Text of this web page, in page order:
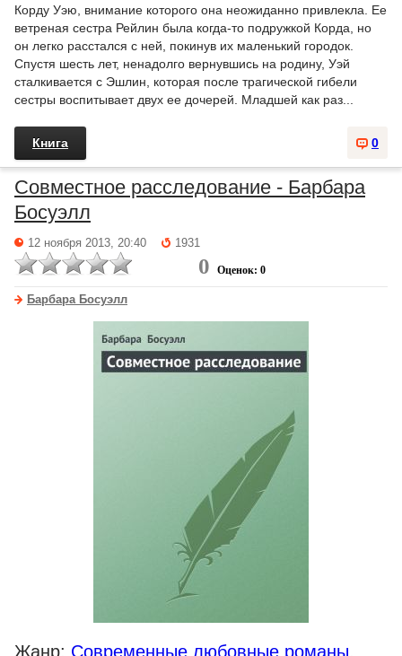
Корду Уэю, внимание которого она неожиданно привлекла. Ее
ветреная сестра Рейлин была когда-то подружкой Корда, но
он легко расстался с ней, покинув их маленький городок.
Спустя шесть лет, ненадолго вернувшись на родину, Уэй
сталкивается с Эшлин, которая после трагической гибели
сестры воспитывает двух ее дочерей. Младшей как раз...
0
Книга
Совместное расследование - Барбара
Босуэлл
12 ноября 2013, 20:40 1931
0 Оценок: 0
Барбара Босуэлл
Жанр: Современные любовные романы,